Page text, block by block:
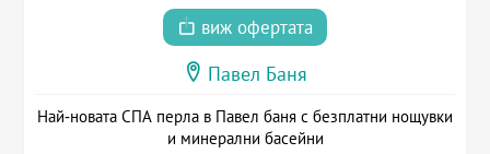
виж офертата
Павел Баня
Най-новата СПА перла в Павел баня с безплатни нощувки
и минерални басейни